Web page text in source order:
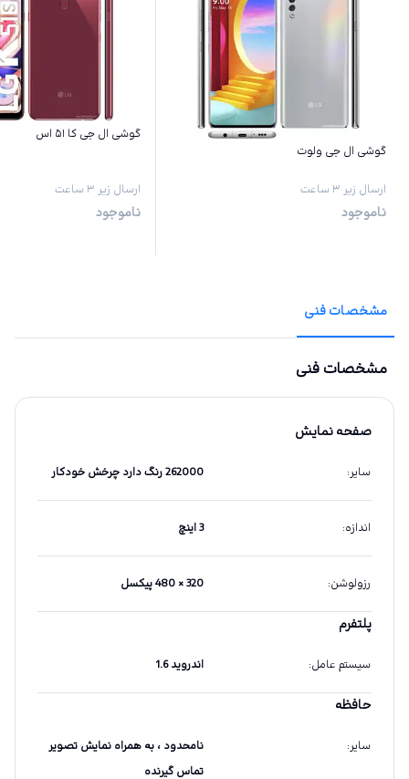
گوشی ال جی ولوت
ارسال زیر ۳ ساعت
ناموجود
گوشی ال جی کا ۵۱ اس
ارسال زیر ۳ ساعت
ناموجود
مشخصات فنی
مشخصات فنی
صفحه نمایش
سایر: 262000 رنگ دارد چرخش خودکار
اندازه: 3 اینچ
رزولوشن: 320 × 480 پیکسل
پلتفرم
سیستم عامل: اندروید 1.6
حافظه
سایر:
نامحدود ، به همراه نمایش تصویر
تماس گیرنده